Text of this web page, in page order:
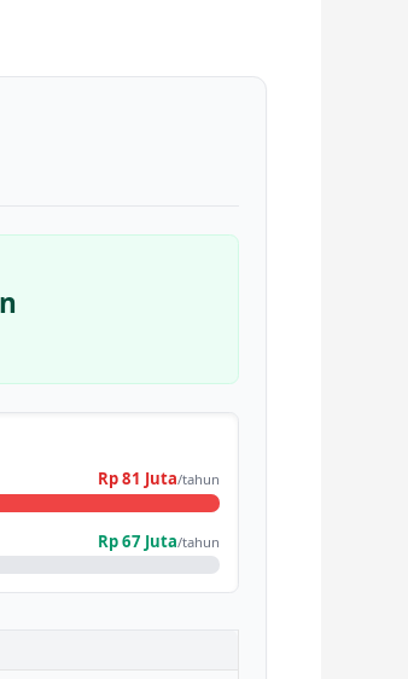
Rp 81 Juta/tahun
Rp 67 Juta/tahun